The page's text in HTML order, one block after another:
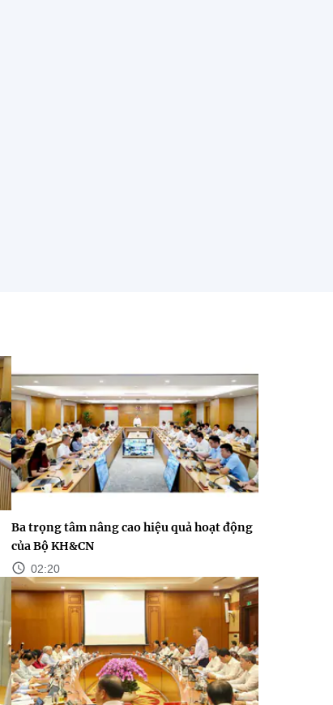
Ba trọng tâm nâng cao hiệu quả hoạt động
của Bộ KH&CN
02:20